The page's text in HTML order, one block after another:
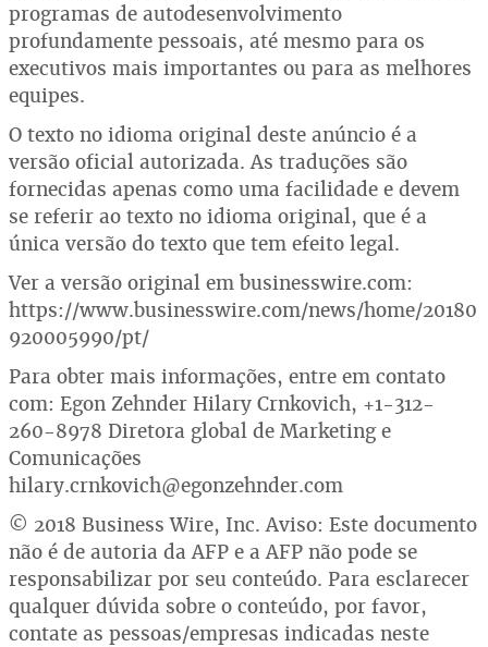
programas de autodesenvolvimento
profundamente pessoais, até mesmo para os
executivos mais importantes ou para as melhores
equipes.
O texto no idioma original deste anúncio é a
versão oficial autorizada. As traduções são
fornecidas apenas como uma facilidade e devem
se referir ao texto no idioma original, que é a
única versão do texto que tem efeito legal.
Ver a versão original em businesswire.com:
https://www.businesswire.com/news/home/20180
920005990/pt/
Para obter mais informações, entre em contato
com: Egon Zehnder Hilary Crnkovich, +1-312-
260-8978 Diretora global de Marketing e
Comunicações
hilary.crnkovich@egonzehnder.com
© 2018 Business Wire, Inc. Aviso: Este documento
não é de autoria da AFP e a AFP não pode se
responsabilizar por seu conteúdo. Para esclarecer
qualquer dúvida sobre o conteúdo, por favor,
contate as pessoas/empresas indicadas neste